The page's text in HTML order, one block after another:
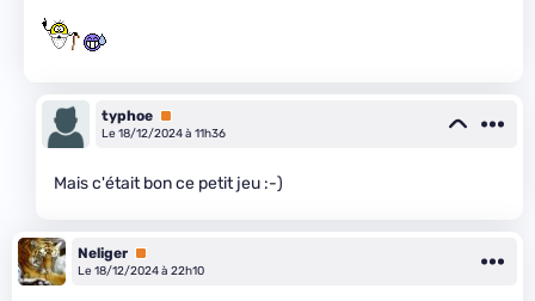
typhoe Premium
Le 18/12/2024 à 11h36
Mais c'était bon ce petit jeu :-)
Neliger Premium
Le 18/12/2024 à 22h10